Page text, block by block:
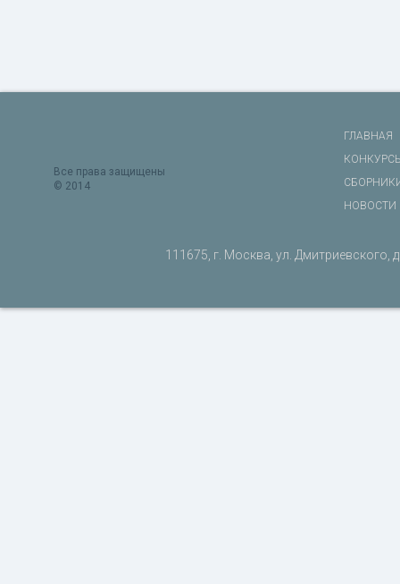
Все права защищены
© 2014
ГЛАВНАЯ
НОВОСТИ
111675, г. Москва, ул. Дмитриевского,